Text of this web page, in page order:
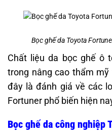
Bọc ghế da Toyota
Chất liệu da bọc ghế ô
trong nâng cao thẩm
đây là đánh giá về các
Fortuner phổ biến hiện
Bọc ghế da công nghiệp